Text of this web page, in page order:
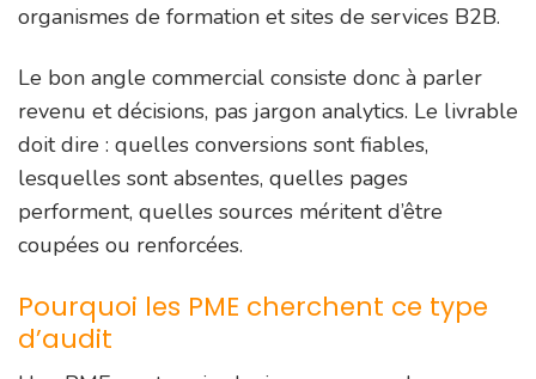
organismes de formation et sites de services B2B.
Le bon angle commercial consiste donc à parler
revenu et décisions, pas jargon analytics. Le livrable
doit dire : quelles conversions sont fiables,
lesquelles sont absentes, quelles pages
performent, quelles sources méritent d’être
coupées ou renforcées.
Pourquoi les PME cherchent ce type
d’audit